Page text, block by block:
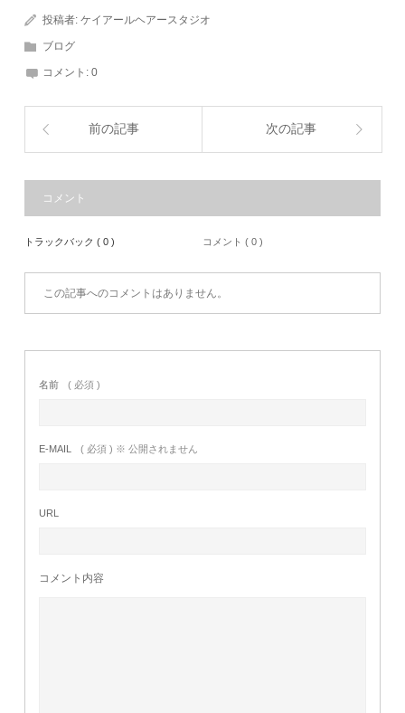
投稿者:ケイアールヘアースタジオ
ブログ
コメント:0
前の記事 次の記事
コメント
トラックバック ( 0 ) コメント ( 0 )
この記事へのコメントはありません。
名前 ( 必須 )
E-MAIL ( 必須 ) ※ 公開されません
URL
コメント内容